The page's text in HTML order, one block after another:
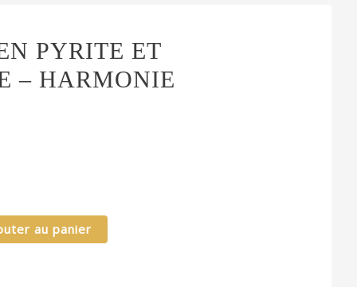
PYRITE ET
– HARMONIE
au panier